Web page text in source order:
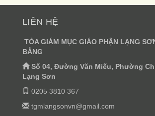
LIÊN HỆ
TÒA GIÁM MỤC GIÁO PHẬN LẠNG
BẰNG
Số 04, Đường Văn Miếu, Phường
Lạng Sơn
0205 3810 367
tgmlangsonvn@gmail.com